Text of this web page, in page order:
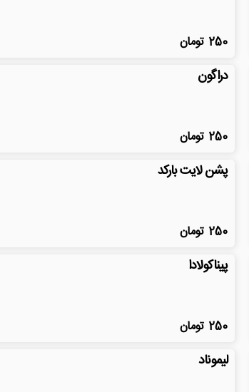
250 تومان
دراگون
250 تومان
پشن لایت بارکد
250 تومان
پیناکولادا
250 تومان
لیموناد